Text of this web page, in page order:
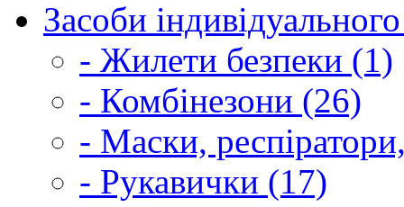
Засоби
- Жилети безпеки (1)
- Комбінезони (26)
- Маски,
- Рукавички (17)